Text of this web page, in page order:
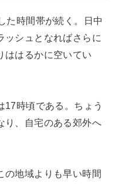
た時間帯が続く。日中
ッシュとなればさらに
ははるかに空いてい
17時頃である。ちょう
り、自宅のある郊外へ
の地域よりも早い時間